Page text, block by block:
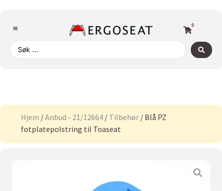
0
Hjem /Anbud - 21/12664 / Tilbehør / Blå PZ
fotplatepolstring til Toaseat